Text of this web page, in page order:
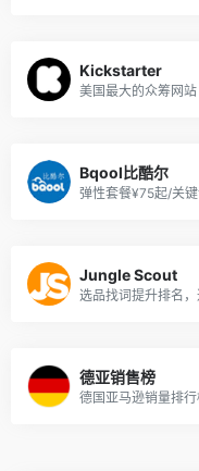
Kickstarter
美国最大的众筹网站
Bqool比酷尔
弹性套餐¥75起/关
Jungle Scout
选品找词提升排名
德亚销售榜
德国亚马逊销量排